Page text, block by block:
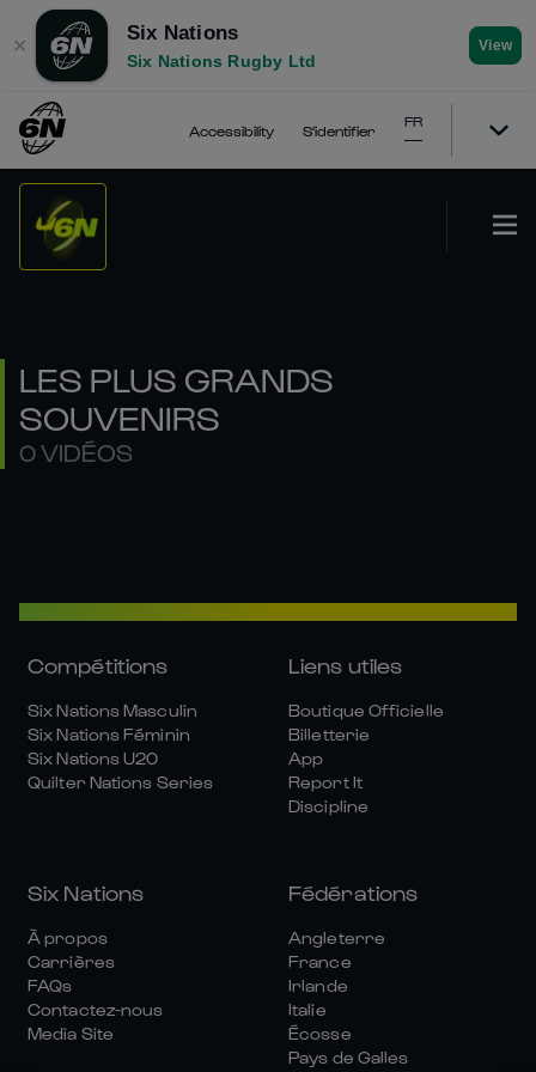
✕
Six Nations
Six Nations Rugby Ltd
View
Accessibility S'identifier
FR
LES PLUS GRANDS
SOUVENIRS
0 VIDÉOS
Compétitions
Six Nations Masculin
Six Nations Féminin
Six Nations U20
Quilter Nations Series
Liens utiles
Boutique Officielle
Billetterie
App
Report It
Discipline
Six Nations
À propos
Carrières
FAQs
Contactez-nous
Media Site
Fédérations
Angleterre
France
Irlande
Italie
Écosse
Pays de Galles